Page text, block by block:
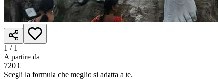
1 / 1
A partire da
720 €
Scegli la formula che meglio si adatta a te.